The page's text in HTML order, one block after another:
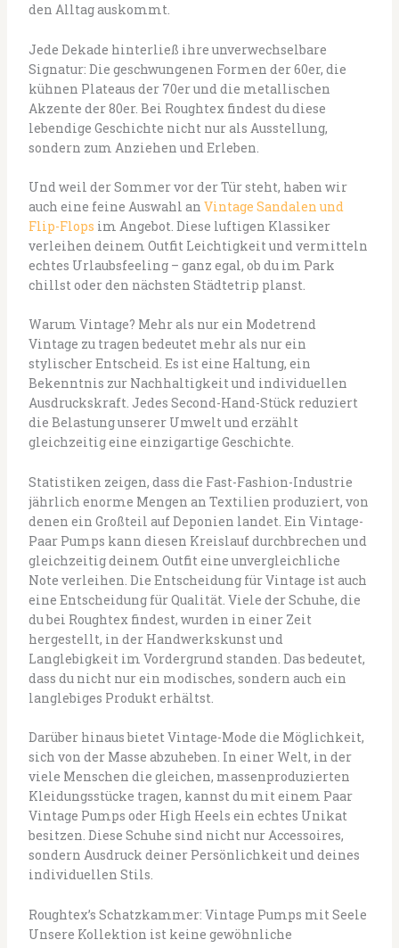
den Alltag auskommt.
Jede Dekade hinterließ ihre unverwechselbare
Signatur: Die geschwungenen Formen der 60er, die
kühnen Plateaus der 70er und die metallischen
Akzente der 80er. Bei Roughtex findest du diese
lebendige Geschichte nicht nur als Ausstellung,
sondern zum Anziehen und Erleben.
Und weil der Sommer vor der Tür steht, haben wir
auch eine feine Auswahl an Vintage Sandalen und
Flip-Flops im Angebot. Diese luftigen Klassiker
verleihen deinem Outfit Leichtigkeit und vermitteln
echtes Urlaubsfeeling – ganz egal, ob du im Park
chillst oder den nächsten Städtetrip planst.
Warum Vintage? Mehr als nur ein Modetrend
Vintage zu tragen bedeutet mehr als nur ein
stylischer Entscheid. Es ist eine Haltung, ein
Bekenntnis zur Nachhaltigkeit und individuellen
Ausdruckskraft. Jedes Second-Hand-Stück reduziert
die Belastung unserer Umwelt und erzählt
gleichzeitig eine einzigartige Geschichte.
Statistiken zeigen, dass die Fast-Fashion-Industrie
jährlich enorme Mengen an Textilien produziert, von
denen ein Großteil auf Deponien landet. Ein Vintage-
Paar Pumps kann diesen Kreislauf durchbrechen und
gleichzeitig deinem Outfit eine unvergleichliche
Note verleihen. Die Entscheidung für Vintage ist auch
eine Entscheidung für Qualität. Viele der Schuhe, die
du bei Roughtex findest, wurden in einer Zeit
hergestellt, in der Handwerkskunst und
Langlebigkeit im Vordergrund standen. Das bedeutet,
dass du nicht nur ein modisches, sondern auch ein
langlebiges Produkt erhältst.
Darüber hinaus bietet Vintage-Mode die Möglichkeit,
sich von der Masse abzuheben. In einer Welt, in der
viele Menschen die gleichen, massenproduzierten
Kleidungsstücke tragen, kannst du mit einem Paar
Vintage Pumps oder High Heels ein echtes Unikat
besitzen. Diese Schuhe sind nicht nur Accessoires,
sondern Ausdruck deiner Persönlichkeit und deines
individuellen Stils.
Roughtex’s Schatzkammer: Vintage Pumps mit Seele
Unsere Kollektion ist keine gewöhnliche